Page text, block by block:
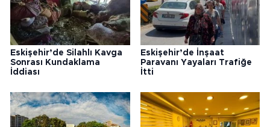
Eskişehir’de Silahlı Kavga
Sonrası Kundaklama
İddiası
Eskişehir’de İnşaat
Paravanı Yayaları Trafiğe
İtti